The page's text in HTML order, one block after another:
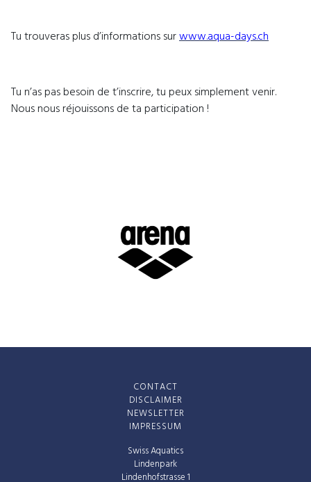
Tu trouveras plus d’informations surwww.aqua-days.ch
Tu n’as pas besoin de t’inscrire, tu peux simplement venir.
Nous nous réjouissons de ta participation !
Swiss Aquatics
Lindenpark
Lindenhofstrasse 1
CONTACT
DISCLAIMER
NEWSLETTER
IMPRESSUM